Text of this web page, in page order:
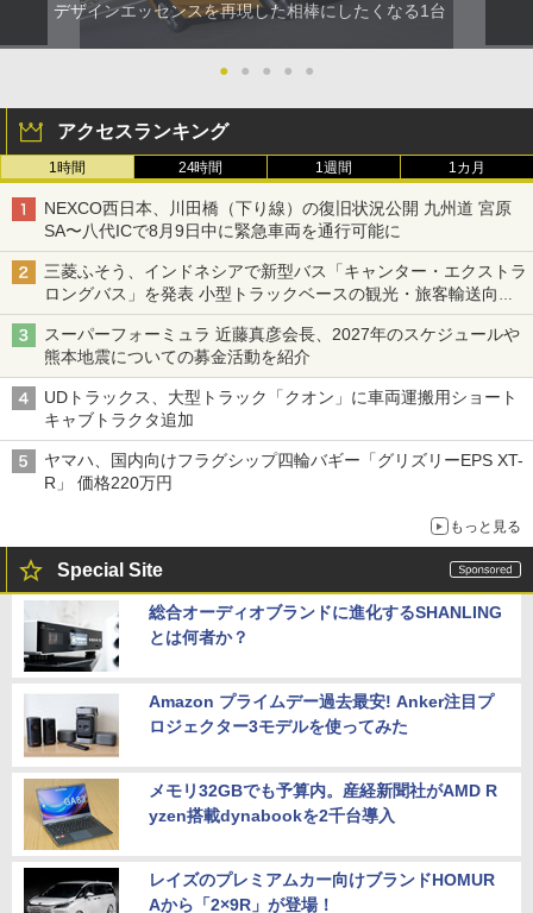
デザインエッセンスを再現した相棒にしたくなる1台
● ● ● ● ●
アクセスランキング
1時間 24時間 1週間 1カ月
NEXCO西日本、川田橋（下り線）の復旧状況公開 九州道 宮原
SA〜八代ICで8月9日中に緊急車両を通行可能に
三菱ふそう、インドネシアで新型バス「キャンター・エクストラ
ロングバス」を発表 小型トラックベースの観光・旅客輸送向け
バス
スーパーフォーミュラ 近藤真彦会長、2027年のスケジュールや
熊本地震についての募金活動を紹介
UDトラックス、大型トラック「クオン」に車両運搬用ショート
キャブトラクタ追加
ヤマハ、国内向けフラグシップ四輪バギー「グリズリーEPS XT-
R」 価格220万円
もっと見る
Special Site
総合オーディオブランドに進化するSHANLING
とは何者か？
Amazon プライムデー過去最安! Anker注目プ
ロジェクター3モデルを使ってみた
メモリ32GBでも予算内。産経新聞社がAMD R
yzen搭載dynabookを2千台導入
レイズのプレミアムカー向けブランドHOMUR
Aから「2×9R」が登場！